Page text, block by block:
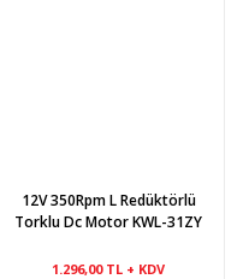
12V 350Rpm L Redüktörlü
Torklu Dc Motor KWL-31ZY
1.296,00 TL + KDV